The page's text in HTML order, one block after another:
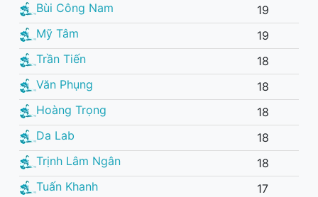
Bùi Công Nam
19
Mỹ Tâm
19
Trần Tiến
18
Văn Phụng
18
Hoàng Trọng
18
Da Lab
18
Trịnh Lâm Ngân
18
Tuấn Khanh
17